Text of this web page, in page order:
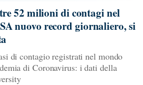
52 milioni di contagi nel
nuovo record giornaliero, si
di contagio registrati nel mondo
di Coronavirus: i dati della